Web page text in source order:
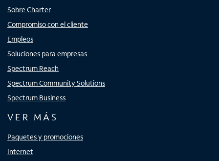
Sobre Charter
Compromiso con el cliente
Empleos
Soluciones para empresas
Spectrum Reach
Spectrum Community Solutions
Spectrum Business
VER MÁS
Paquetes y promociones
Internet